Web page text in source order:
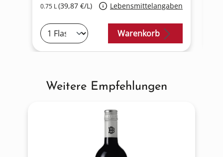
0.75 L(39,87 €/L) Lebensmittelangaben
Warenkorb
Produktgalerie überspringen
Weitere Empfehlungen